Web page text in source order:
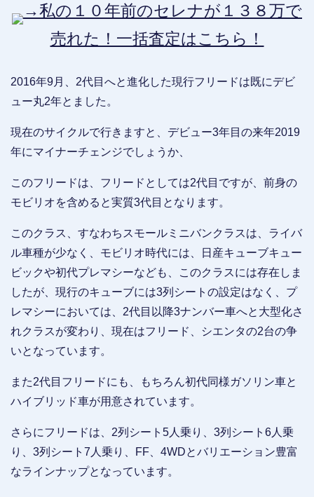
→私の１０年前のセレナが１３８万で
売れた！一括査定はこちら！
2016年9月、2代目へと進化した現行フリードは既にデビ
ュー丸2年とました。
現在のサイクルで行きますと、デビュー3年目の来年2019
年にマイナーチェンジでしょうか、
このフリードは、フリードとしては2代目ですが、前身の
モビリオを含めると実質3代目となります。
このクラス、すなわちスモールミニバンクラスは、ライバ
ル車種が少なく、モビリオ時代には、日産キューブキュー
ビックや初代プレマシーなども、このクラスには存在しま
したが、現行のキューブには3列シートの設定はなく、プ
レマシーにおいては、2代目以降3ナンバー車へと大型化さ
れクラスが変わり、現在はフリード、シエンタの2台の争
いとなっています。
また2代目フリードにも、もちろん初代同様ガソリン車と
ハイブリッド車が用意されています。
さらにフリードは、2列シート5人乗り、3列シート6人乗
り、3列シート7人乗り、FF、4WDとバリエーション豊富
なラインナップとなっています。